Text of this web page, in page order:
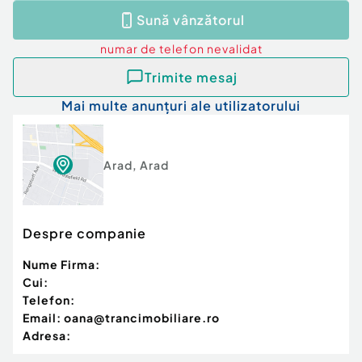
Confort:2
Bloc de apartamente
Număr Băi:2
Posibilitate parcare: Nu
Sună vânzătorul
numar de telefon nevalidat
Trimite mesaj
Mai multe anunțuri ale utilizatorului
Arad, Arad
Despre companie
Nume Firma:
Cui:
Telefon:
Email: oana@trancimobiliare.ro
Adresa: